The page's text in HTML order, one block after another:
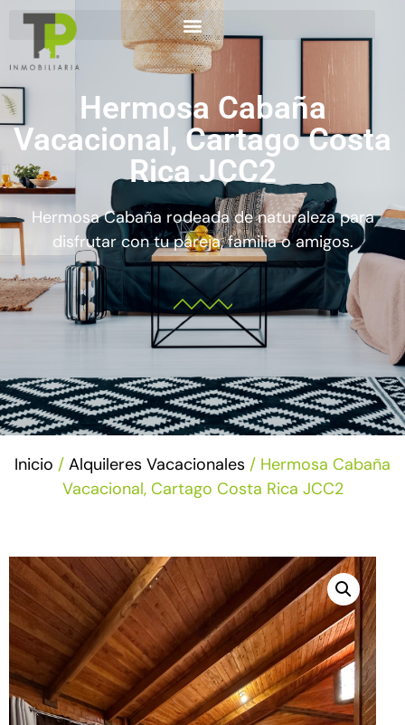
Hermosa Cabaña
Vacacional, Cartago Costa
Rica JCC2
Hermosa Cabaña rodeada de naturaleza para
disfrutar con tu pareja, familia o amigos.
Inicio / Alquileres Vacacionales / Hermosa Cabaña
Vacacional, Cartago Costa Rica JCC2